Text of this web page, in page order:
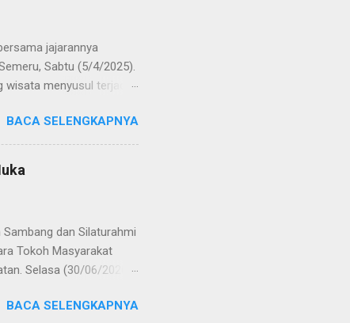
jajarannya
Sabtu (5/4/2025).
menyusul terjadi
yang semakin
menegaskan, bahwa
kondusif. Ia juga
anak-anak. "Kami ingin
BACA SELENGKAPNYA
dan Silaturahmi
Tokoh Masyarakat
Selasa (30/06/2020)
jaga sitkamtibmas
BACA SELENGKAPNYA